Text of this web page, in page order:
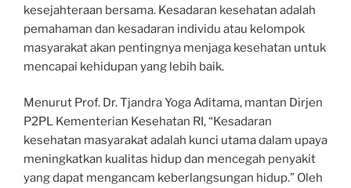
kesejahteraan bersama. Kesadaran kesehatan adalah
pemahaman dan kesadaran individu atau kelompok
masyarakat akan pentingnya menjaga kesehatan untuk
mencapai kehidupan yang lebih baik.
Menurut Prof. Dr. Tjandra Yoga Aditama, mantan Dirjen
P2PL Kementerian Kesehatan RI, “Kesadaran
kesehatan masyarakat adalah kunci utama dalam upaya
meningkatkan kualitas hidup dan mencegah penyakit
yang dapat mengancam keberlangsungan hidup.” Oleh